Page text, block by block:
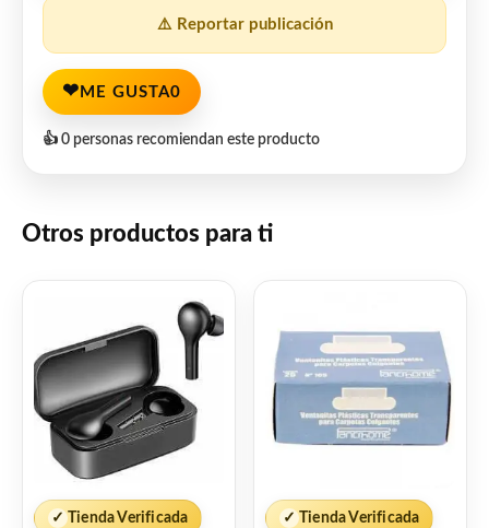
⚠️ Reportar publicación
❤ ME GUSTA0
👍 0 personas recomiendan este producto
Otros productos para ti
✓ Tienda Verificada ✓ Tienda Verificada